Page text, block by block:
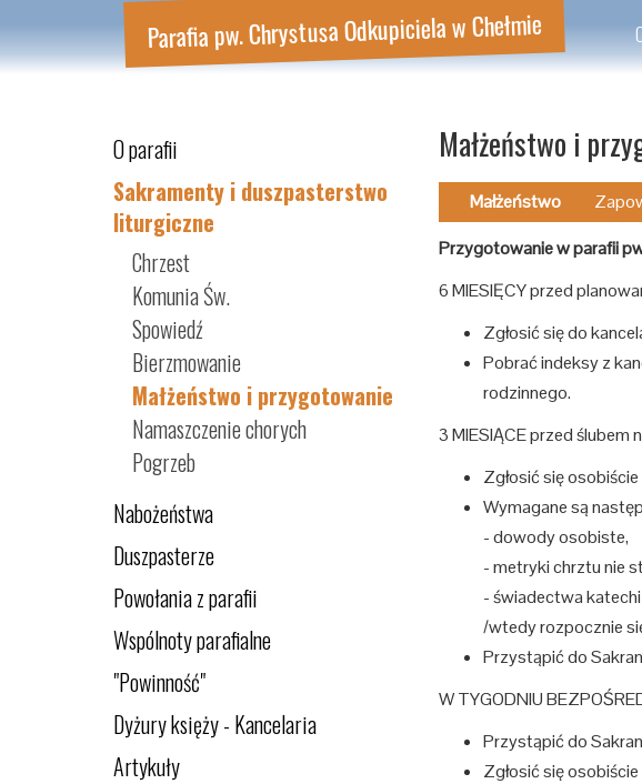
Parafia pw. Chrystusa Odkupiciela w Chełmie
O parafii
Sakramenty i duszpasterstwo
liturgiczne
Chrzest
Komunia Św.
Spowiedź
Bierzmowanie
Małżeństwo i przygotowanie
Namaszczenie chorych
Pogrzeb
Nabożeństwa
Duszpasterze
Powołania z parafii
Wspólnoty parafialne
"Powinność"
Dyżury księży - Kancelaria
Artykuły
Małżeństwo i
Małżeństwo
Przygotowanie w parafii
6 MIESIĘCY przed
Zgłosić się do
Pobrać indeksy z
rodzinnego.
3 MIESIĄCE przed ślubem
Zgłosić się
Wymagane są
- dowody osobiste,
- metryki chrztu nie
- świadectwa
/wtedy rozpocznie
Przystąpić do
W TYGODNIU
Przystąpić do
Zgłosić się